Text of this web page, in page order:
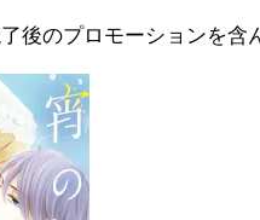
後のプロモーションを含